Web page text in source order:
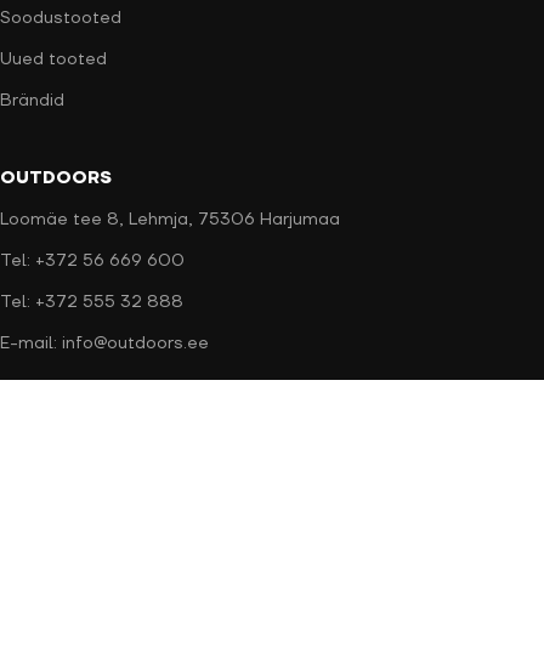
Soodustooted
Uued tooted
Brändid
OUTDOORS
Loomäe tee 8, Lehmja, 75306 Harjumaa
Tel: +372 56 669 600
Tel: +372 555 32 888
E-mail: info@outdoors.ee